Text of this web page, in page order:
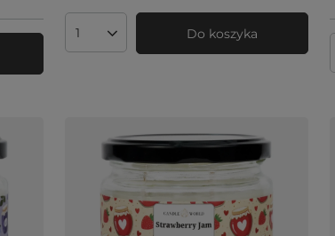
Ilość produktów Do koszyka